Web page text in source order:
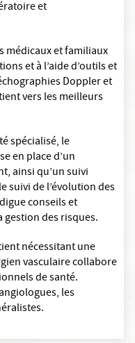
et
médicaux et familiaux
et à l’aide d’outils et
Doppler et
vers les meilleurs
spécialisé, le
en place d’un
ainsi qu’un suivi
suivi de l’évolution des
conseils et
des risques.
nécessitant une
vasculaire collabore
de santé.
les